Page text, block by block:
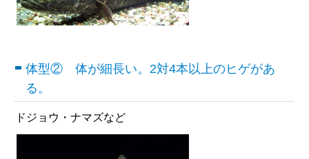
体型② 体が細長い。2対4本以上のヒゲがあ
る。
ドジョウ・ナマズなど